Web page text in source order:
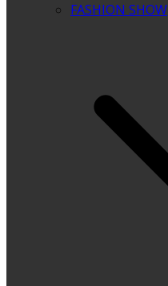
FASHION SHOW